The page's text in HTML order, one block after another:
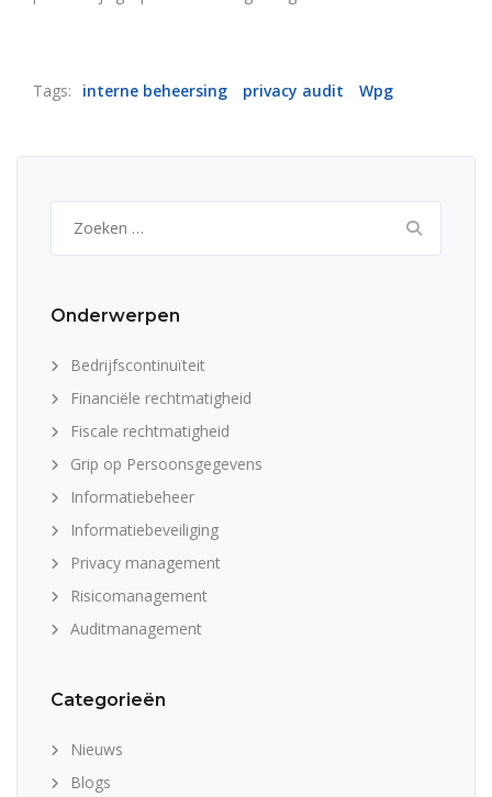
Tags: interne beheersing privacy audit Wpg
naar:
Onderwerpen
Bedrijfscontinuïteit
Financiële rechtmatigheid
Fiscale rechtmatigheid
Grip op Persoonsgegevens
Informatiebeheer
Informatiebeveiliging
Privacy management
Risicomanagement
Auditmanagement
Categorieën
Nieuws
Blogs